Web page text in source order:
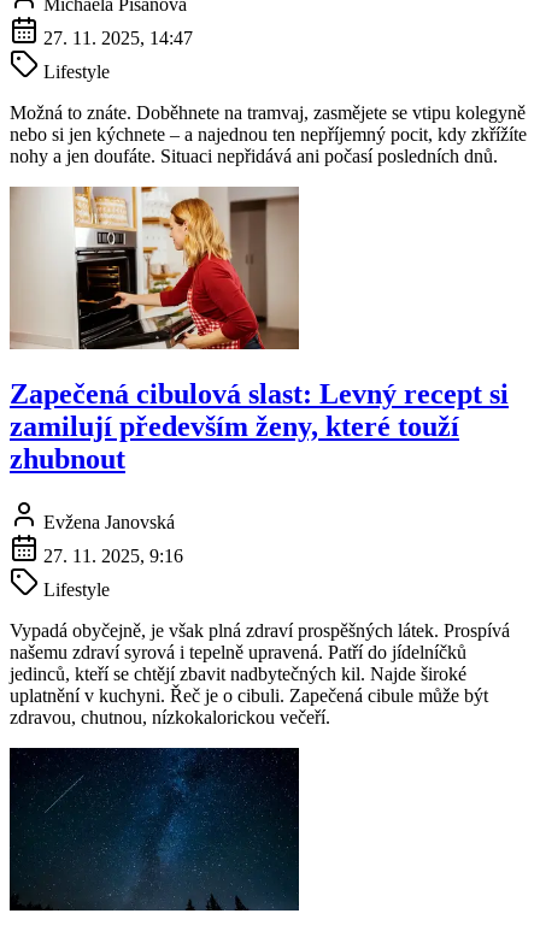
Michaela Pišanová
27. 11. 2025, 14:47
Lifestyle
Možná to znáte. Doběhnete na tramvaj, zasmějete se vtipu kolegyně
nebo si jen kýchnete – a najednou ten nepříjemný pocit, kdy zkřížíte
nohy a jen doufáte. Situaci nepřidává ani počasí posledních dnů.
Zapečená cibulová slast: Levný recept si
zamilují především ženy, které touží
zhubnout
Evžena Janovská
27. 11. 2025, 9:16
Lifestyle
Vypadá obyčejně, je však plná zdraví prospěšných látek. Prospívá
našemu zdraví syrová i tepelně upravená. Patří do jídelníčků
jedinců, kteří se chtějí zbavit nadbytečných kil. Najde široké
uplatnění v kuchyni. Řeč je o cibuli. Zapečená cibule může být
zdravou, chutnou, nízkokalorickou večeří.